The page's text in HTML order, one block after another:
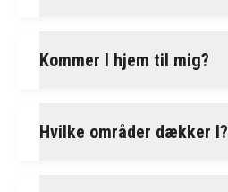
Kommer I hjem til mig?
Hvilke områder dækker I?